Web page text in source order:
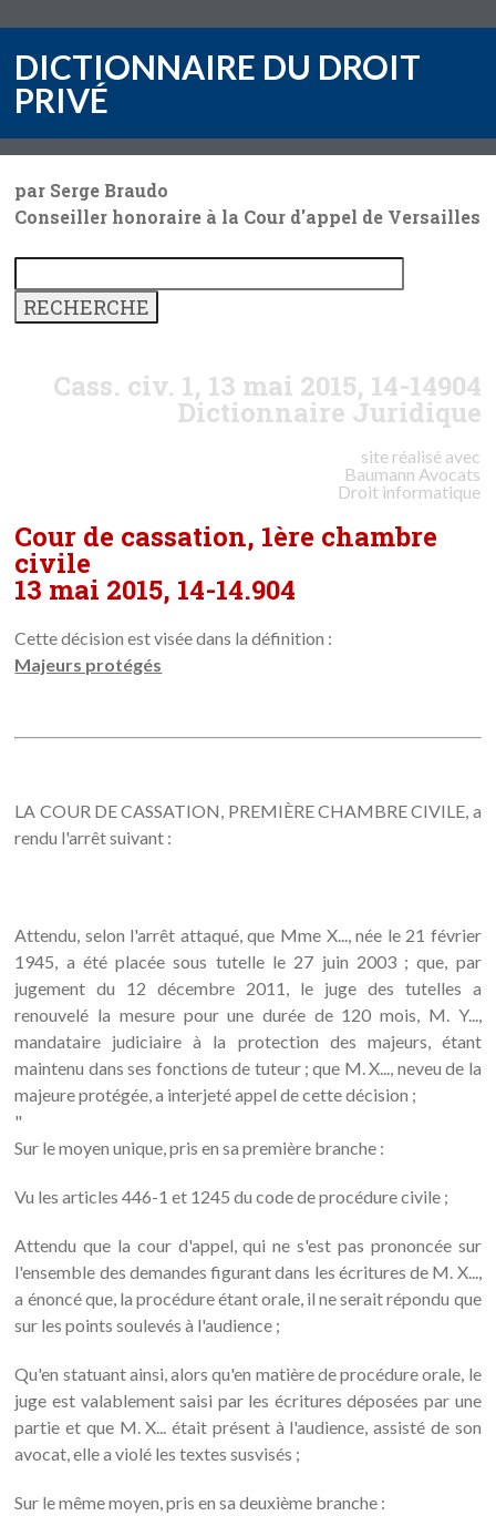
DICTIONNAIRE DU DROIT
PRIVÉ
par Serge Braudo
Conseiller honoraire à la Cour d'appel de Versailles
Cass. civ. 1, 13 mai 2015, 14-14904
Dictionnaire Juridique
site réalisé avec
Baumann Avocats
Droit informatique
Cour de cassation, 1ère chambre
civile
13 mai 2015, 14-14.904
Cette décision est visée dans la définition :
Majeurs protégés
LA COUR DE CASSATION, PREMIÈRE CHAMBRE CIVILE, a
rendu l'arrêt suivant :
Attendu, selon l'arrêt attaqué, que Mme X..., née le 21 février
1945, a été placée sous tutelle le 27 juin 2003 ; que, par
jugement du 12 décembre 2011, le juge des tutelles a
renouvelé la mesure pour une durée de 120 mois, M. Y...,
mandataire judiciaire à la protection des majeurs, étant
maintenu dans ses fonctions de tuteur ; que M. X..., neveu de la
majeure protégée, a interjeté appel de cette décision ;
"
Sur le moyen unique, pris en sa première branche :
Vu les articles 446-1 et 1245 du code de procédure civile ;
Attendu que la cour d'appel, qui ne s'est pas prononcée sur
l'ensemble des demandes figurant dans les écritures de M. X...,
a énoncé que, la procédure étant orale, il ne serait répondu que
sur les points soulevés à l'audience ;
Qu'en statuant ainsi, alors qu'en matière de procédure orale, le
juge est valablement saisi par les écritures déposées par une
partie et que M. X... était présent à l'audience, assisté de son
avocat, elle a violé les textes susvisés ;
Sur le même moyen, pris en sa deuxième branche :